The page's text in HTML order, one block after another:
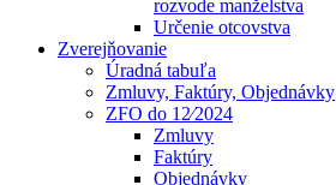
rozvode manželstva
Určenie otcovstva
Zverejňovanie
Úradná tabuľa
Zmluvy, Faktúry, Objednávky
ZFO do 12⁄2024
Zmluvy
Faktúry
Objednávky